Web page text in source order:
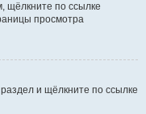
щёлкните по ссылке
просмотра
и щёлкните по ссылке